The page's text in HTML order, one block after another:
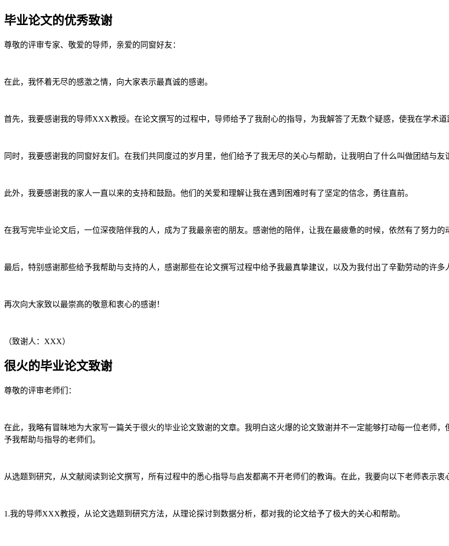
毕业论文的优秀致谢
尊敬的评审专家、敬爱的导师，亲爱的同窗好友：
在此，我怀着无尽的感激之情，向大家表示最真诚的感谢。
首先，我要感谢我的导师XXX教授。在论文撰写的过程中，导师给予了我耐心的指导，为我解答了无数个疑惑，使我在学术道
同时，我要感谢我的同窗好友们。在我们共同度过的岁月里，他们给予了我无尽的关心与帮助，让我明白了什么叫做团结与友
此外，我要感谢我的家人一直以来的支持和鼓励。他们的关爱和理解让我在遇到困难时有了坚定的信念，勇往直前。
在我写完毕业论文后，一位深夜陪伴我的人，成为了我最亲密的朋友。感谢他的陪伴，让我在最疲惫的时候，依然有了努力的
最后，特别感谢那些给予我帮助与支持的人，感谢那些在论文撰写过程中给予我最真挚建议，以及为我付出了辛勤劳动的许多
再次向大家致以最崇高的敬意和衷心的感谢！
（致谢人：XXX）
很火的毕业论文致谢
尊敬的评审老师们：
在此，我略有冒昧地为大家写一篇关于很火的毕业论文致谢的文章。我明白这火爆的论文致谢并不一定能够打动每一位老师
予我帮助与指导的老师们。
从选题到研究，从文献阅读到论文撰写，所有过程中的悉心指导与启发都离不开老师们的教诲。在此，我要向以下老师表示衷
1.我的导师XXX教授，从论文选题到研究方法，从理论探讨到数据分析，都对我的论文给予了极大的关心和帮助。